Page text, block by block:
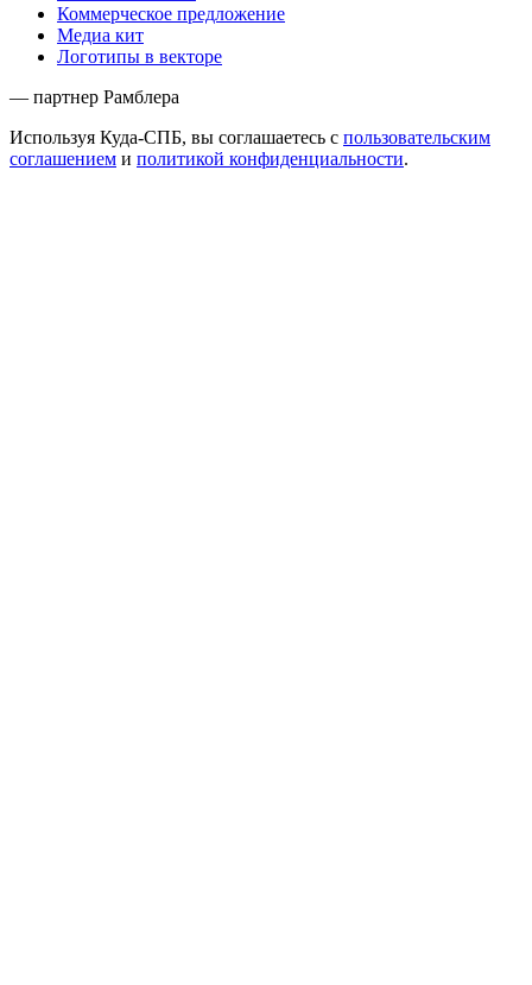
Коммерческое предложение
Медиа кит
Логотипы в векторе
— партнер Рамблера
Используя Куда-СПБ, вы соглашаетесь с пользовательским
соглашением и политикой конфиденциальности.